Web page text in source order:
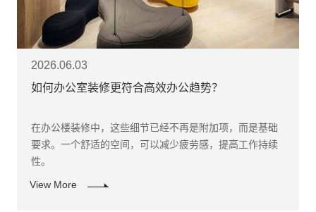
2026.06.03
如何办公室装修更符合高效办公趋势？
在办公楼装修中，这些细节已经不再是附加项，而是基础
要求。一个舒适的空间，可以减少疲劳感，提高工作持续
性。
View More